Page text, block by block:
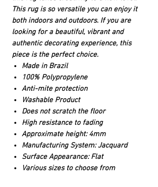
This rug is so versatile you can enjoy it
both indoors and outdoors. If you are
looking for a beautiful, vibrant and
authentic decorating experience, this
piece is the perfect choice.
Made in Brazil
100% Polypropylene
Anti-mite protection
Washable Product
Does not scratch the floor
High resistance to fading
Approximate height: 4mm
Manufacturing System: Jacquard
Surface Appearance: Flat
Various sizes to choose from